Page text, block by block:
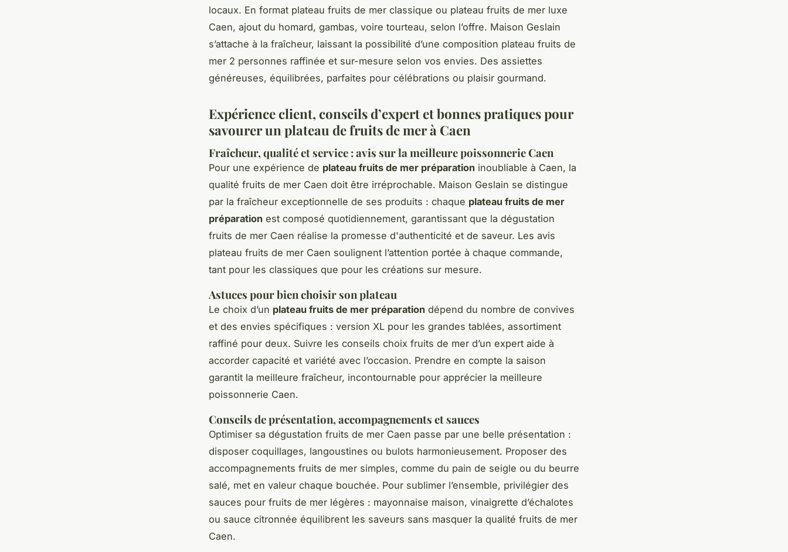
locaux. En format plateau fruits de mer classique ou plateau fruits de mer luxe
Caen, ajout du homard, gambas, voire tourteau, selon l’offre. Maison Geslain
s’attache à la fraîcheur, laissant la possibilité d’une composition plateau fruits de
mer 2 personnes raffinée et sur-mesure selon vos envies. Des assiettes
généreuses, équilibrées, parfaites pour célébrations ou plaisir gourmand.
Expérience client, conseils d’expert et bonnes pratiques pour
savourer un plateau de fruits de mer à Caen
Fraîcheur, qualité et service : avis sur la meilleure poissonnerie Caen
Pour une expérience de plateau fruits de mer préparation inoubliable à Caen, la
qualité fruits de mer Caen doit être irréprochable. Maison Geslain se distingue
par la fraîcheur exceptionnelle de ses produits : chaque plateau fruits de mer
préparation est composé quotidiennement, garantissant que la dégustation
fruits de mer Caen réalise la promesse d'authenticité et de saveur. Les avis
plateau fruits de mer Caen soulignent l’attention portée à chaque commande,
tant pour les classiques que pour les créations sur mesure.
Astuces pour bien choisir son plateau
Le choix d’un plateau fruits de mer préparation dépend du nombre de convives
et des envies spécifiques : version XL pour les grandes tablées, assortiment
raffiné pour deux. Suivre les conseils choix fruits de mer d’un expert aide à
accorder capacité et variété avec l’occasion. Prendre en compte la saison
garantit la meilleure fraîcheur, incontournable pour apprécier la meilleure
poissonnerie Caen.
Conseils de présentation, accompagnements et sauces
Optimiser sa dégustation fruits de mer Caen passe par une belle présentation :
disposer coquillages, langoustines ou bulots harmonieusement. Proposer des
accompagnements fruits de mer simples, comme du pain de seigle ou du beurre
salé, met en valeur chaque bouchée. Pour sublimer l’ensemble, privilégier des
sauces pour fruits de mer légères : mayonnaise maison, vinaigrette d’échalotes
ou sauce citronnée équilibrent les saveurs sans masquer la qualité fruits de mer
Caen.